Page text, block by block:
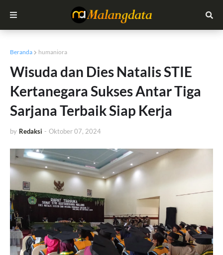
Beranda humaniora
Wisuda dan Dies Natalis STIE
Kertanegara Sukses Antar Tiga
Sarjana Terbaik Siap Kerja
by Redaksi - Oktober 07, 2024